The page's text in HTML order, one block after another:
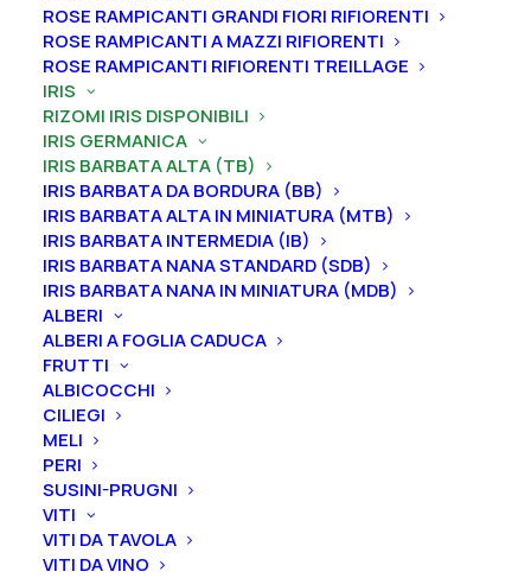
ROSE RAMPICANTI GRANDI FIORI RIFIORENTI
ROSE RAMPICANTI A MAZZI RIFIORENTI
ROSE RAMPICANTI RIFIORENTI TREILLAGE
IRIS
RIZOMI IRIS DISPONIBILI
IRIS GERMANICA
IRIS BARBATA ALTA (TB)
IRIS BARBATA DA BORDURA (BB)
IRIS BARBATA ALTA IN MINIATURA (MTB)
IRIS BARBATA INTERMEDIA (IB)
IRIS BARBATA NANA STANDARD (SDB)
IRIS BARBATA NANA IN MINIATURA (MDB)
ALBERI
ALBERI A FOGLIA CADUCA
FRUTTI
ALBICOCCHI
CILIEGI
MELI
PERI
SUSINI-PRUGNI
VITI
VITI DA TAVOLA
VITI DA VINO
medio, ali uguali, ampie fasce rosa sfumate, barbe
arancioni, profumo dolce.Altezza 97 cm. Fioritura da
precoce a intermedia.
Le piante diIris in vaso
periodomentre irizomidi Iris sono
nel periodo che vada luglio a settembre.
Formato
Iris
germanica
"Come
To
Order"
quantità
Ordina subito questo prodotto!
Puoi acquistare ora questo prodotto contattandoci e
indicando la dimensione del vaso desiderata e la
quantità